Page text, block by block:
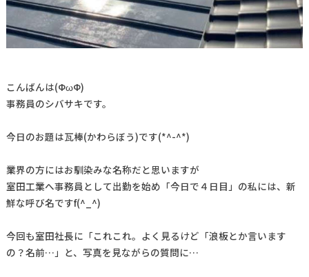
こんばんは(ФωФ)
事務員のシバサキです。
今日のお題は瓦棒(かわらぼう)です(*^-^*)
業界の方にはお馴染みな名称だと思いますが
室田工業へ事務員として出勤を始め「今日で４日目」の私には、新
鮮な呼び名ですf(^_^)
今回も室田社長に「これこれ。よく見るけど「浪板とか言います
の？名前…」と、写真を見ながらの質問に…